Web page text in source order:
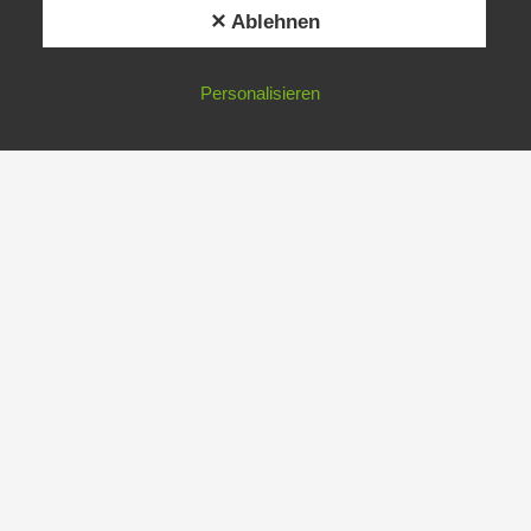
✕ Ablehnen
Personalisieren